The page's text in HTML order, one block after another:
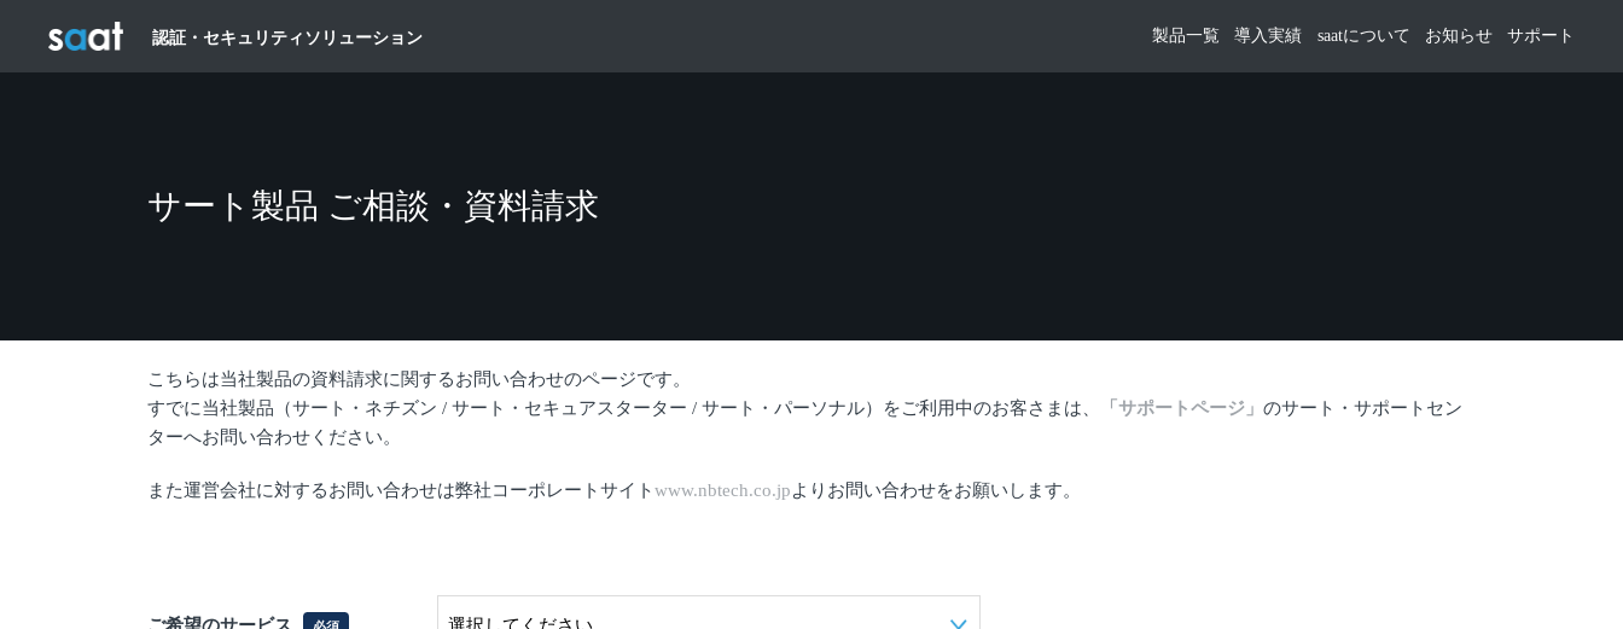
認証・セキュリティソリューション 製品一覧 導入実績 saatについて お知らせ サポート
サート製品 ご相談・資料請求
こちらは当社製品の資料請求に関するお問い合わせのページです。
すでに当社製品（サート・ネチズン / サート・セキュアスターター / サート・パーソナル）をご利用中のお客さまは、
「サポートページ」 のサート・サポートセン
ターへお問い合わせください。
また運営会社に対するお問い合わせは弊社コーポレートサイトwww.nbtech.co.jpよりお問い合わせをお願いします。